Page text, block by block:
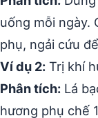
uống mỗi ngày.
phụ, ngải cứu
Ví dụ 2: Trị khí
Phân tích: Lá
hương phụ chế